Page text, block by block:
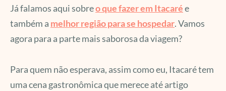
Já falamos aqui sobreo que fazer em Itacarée
também a melhor região para se hospedar. Vamos
agora para a parte mais saborosa da viagem?
Para quem não esperava, assim como eu, Itacaré tem
uma cena gastronômica que merece até artigo